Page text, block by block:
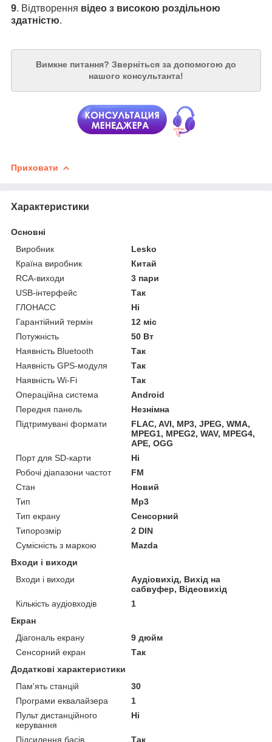
9. Відтворення відео з високою роздільною
здатністю.
Вимкне питання? Зверніться за допомогою до
нашого консультанта!
Приховати
Характеристики
Основні
Виробник
Lesko
Країна виробник
Китай
RCA-виходи
3 пари
USB-інтерфейс
Так
ГЛОНАСС
Ні
Гарантійний термін
12 міс
Потужність
50 Вт
Наявність Bluetooth
Так
Наявність GPS-модуля
Так
Наявність Wi-Fi
Так
Операційна система
Android
Передня панель
Незнімна
Підтримувані формати
FLAC, AVI, MP3, JPEG, WMA,
MPEG1, MPEG2, WAV, MPEG4,
APE, OGG
Порт для SD-карти
Ні
Робочі діапазони частот
FM
Стан
Новий
Тип
Mp3
Тип екрану
Сенсорний
Типорозмір
2 DIN
Сумісність з маркою
Mazda
Входи і виходи
Входи і виходи
Аудіовихід, Вихід на
сабвуфер, Відеовихід
Кількість аудіовходів
1
Екран
Діагональ екрану
9 дюйм
Сенсорний екран
Так
Додаткові характеристики
Пам'ять станцій
30
Програми еквалайзера
1
Пульт дистанційного
керування
Ні
Підсилення басів Так